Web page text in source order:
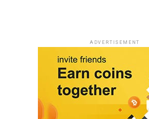
ADVERTISEMENT